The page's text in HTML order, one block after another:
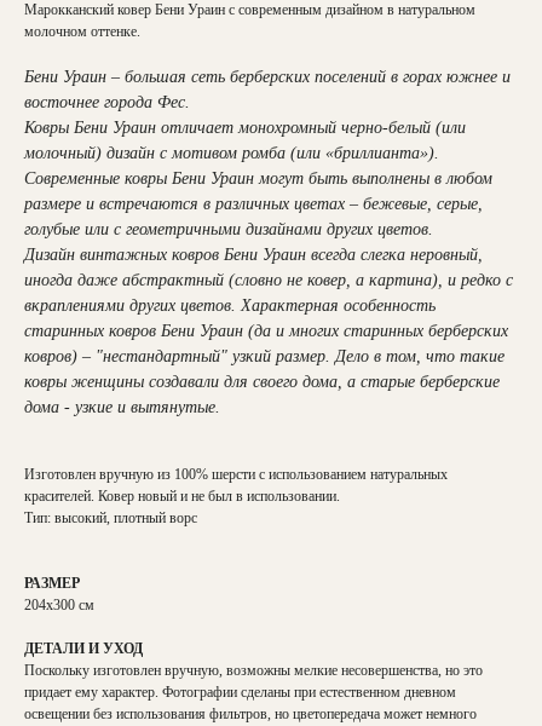
Марокканский ковер Бени Ураин с современным дизайном в натуральном
молочном оттенке.
Бени Ураин – большая сеть берберских поселений в горах южнее и
восточнее города Фес.
Ковры Бени Ураин отличает монохромный черно-белый (или
молочный) дизайн с мотивом ромба (или «бриллианта»).
Современные ковры Бени Ураин могут быть выполнены в любом
размере и встречаются в различных цветах – бежевые, серые,
голубые или с геометричными дизайнами других цветов.
Дизайн винтажных ковров Бени Ураин всегда слегка неровный,
иногда даже абстрактный (словно не ковер, а картина), и редко с
вкраплениями других цветов. Характерная особенность
старинных ковров Бени Ураин (да и многих старинных берберских
ковров) – "нестандартный" узкий размер. Дело в том, что такие
ковры женщины создавали для своего дома, а старые берберские
дома - узкие и вытянутые.
Изготовлен вручную из 100% шерсти с использованием натуральных
красителей. Ковер новый и не был в использовании.
Тип: высокий, плотный ворс
РАЗМЕР
204х300 см
ДЕТАЛИ И УХОД
Поскольку изготовлен вручную, возможны мелкие несовершенства, но это
придает ему характер. Фотографии сделаны при естественном дневном
освещении без использования фильтров, но цветопередача может немного